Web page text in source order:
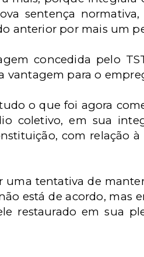
sentença
anterior por mais um
concedida pelo
vantagem para o
o que foi agora
coletivo, em sua
com relação
uma tentativa de
está de acordo, mas
restaurado em sua